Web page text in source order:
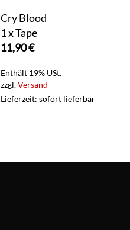
Cry Blood
1 x Tape
11,90€
Enthält 19% USt.
zzgl.Versand
Lieferzeit: sofort lieferbar